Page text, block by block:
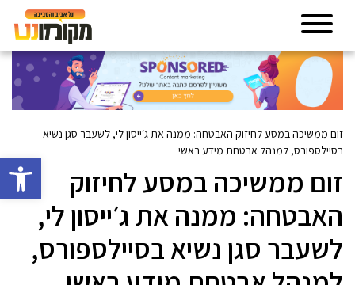
פתח
זום ממשיכה במסע לחיזוק האבטחה: ממנה את ג׳ייסון לי, לשעבר סגן נשיא
בסיילספורס, למנהל אבטחת מידע ראשי
זום ממשיכה במסע לחיזוק
האבטחה: ממנה את ג׳ייסון לי,
לשעבר סגן נשיא בסיילספורס,